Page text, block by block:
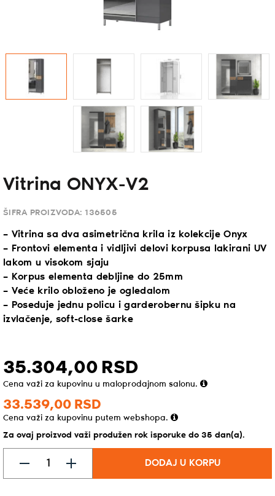
Vitrina ONYX-V2
ŠIFRA PROIZVODA: 136505
– Vitrina sa dva asimetrična krila iz kolekcije Onyx
– Frontovi elementa i vidljivi delovi korpusa lakirani UV
lakom u visokom sjaju
– Korpus elementa debljine do 25mm
– Veće krilo obloženo je ogledalom
– Poseduje jednu policu i garderobernu šipku na
izvlačenje, soft-close šarke
35.304,00 RSD
Cena važi za kupovinu u maloprodajnom salonu.
33.539,00 RSD
Cena važi za kupovinu putem webshopa.
Za ovaj proizvod važi produžen rok isporuke do 35 dan(a).
DODAJ U KORPU